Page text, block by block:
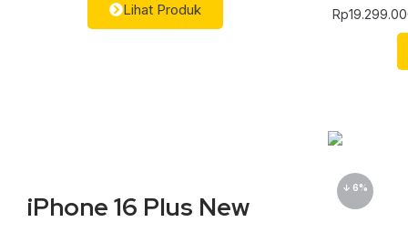
Lihat Produk Rp
iPhone 16 Plus New
↓ 6%